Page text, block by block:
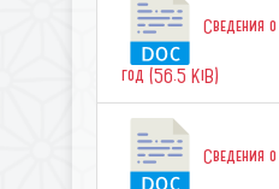
Сведения
год (56.5 KiB)
Сведения